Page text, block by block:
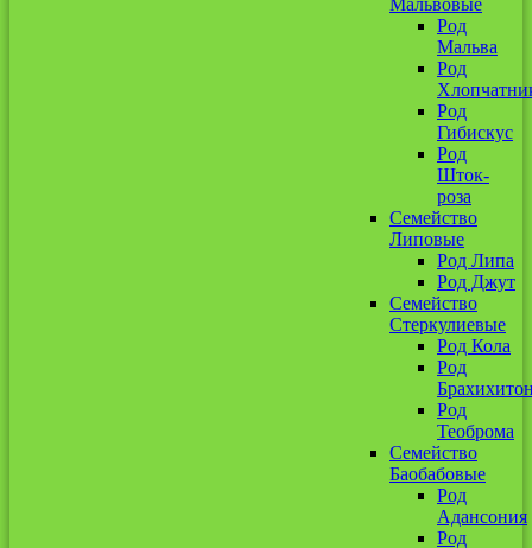
Мальвовые
Род
Мальва
Род
Род
Гибискус
Род
Шток-
роза
Семейство
Липовые
Род Липа
Род Джут
Семейство
Стеркулиевые
Род Кола
Род
Род
Теоброма
Семейство
Баобабовые
Род
Адансония
Род